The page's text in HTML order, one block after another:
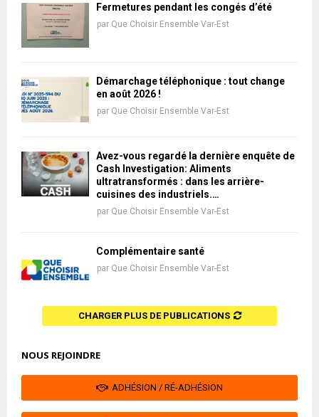
Fermetures pendant les congés d’été
par Que Choisir Ensemble Var-Est
Démarchage téléphonique : tout change
en août 2026 !
par Que Choisir Ensemble Var-Est
Avez-vous regardé la dernière enquête de
Cash Investigation: Aliments
ultratransformés : dans les arrière-
cuisines des industriels.…
par Que Choisir Ensemble Var-Est
Complémentaire santé
par Que Choisir Ensemble Var-Est
CHARGER PLUS DE PUBLICATIONS
NOUS REJOINDRE
ADHÉSION / RÉ-ADHÉSION